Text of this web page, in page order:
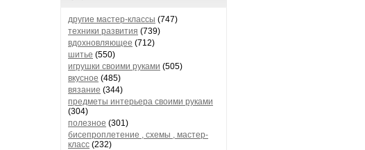
другие мастер-классы (747)
техники развития (739)
вдохновляющее (712)
шитье (550)
игрушки своими руками (505)
вкусное (485)
вязание (344)
предметы интерьера своими руками
(304)
полезное (301)
бисепроплетение , схемы , мастер-
класс (232)